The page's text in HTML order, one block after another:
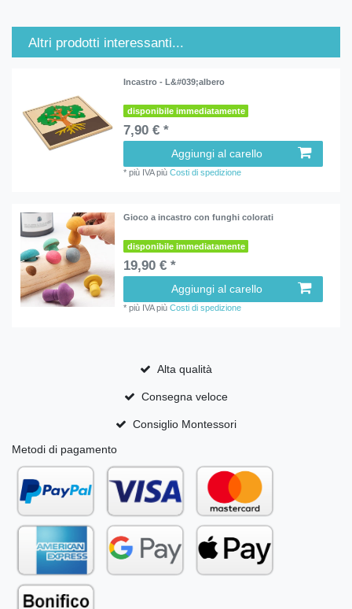
Altri prodotti interessanti...
Incastro - L&#039;albero
disponibile immediatamente
7,90 € *
Aggiungi al carello
*più IVApiùCosti di spedizione
Gioco a incastro con funghi colorati
disponibile immediatamente
19,90 € *
Aggiungi al carello
*più IVApiùCosti di spedizione
Alta qualità
Consegna veloce
Consiglio Montessori
Metodi di pagamento